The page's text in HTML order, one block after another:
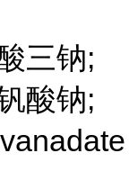
三钠;
酸钠;